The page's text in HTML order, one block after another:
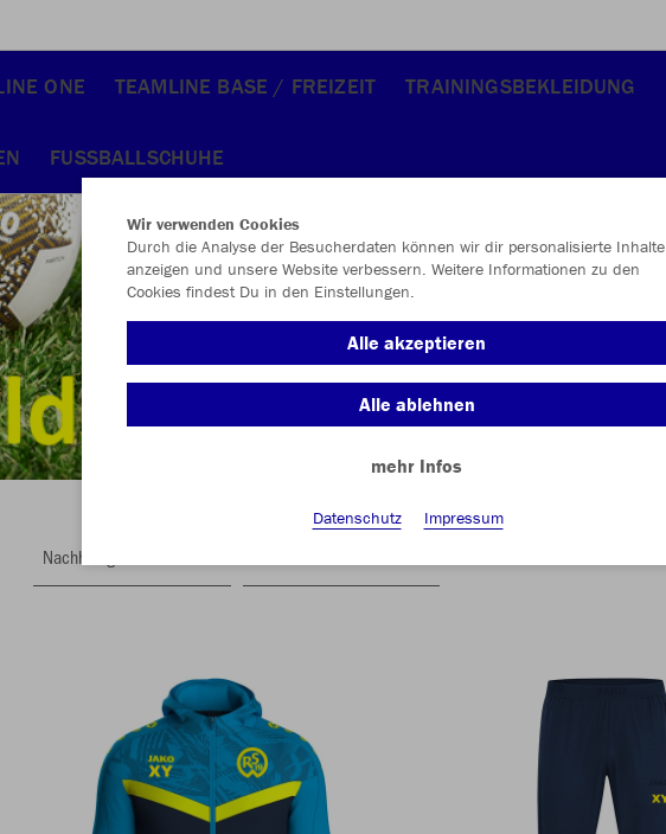
ONE TEAMLINE BASE / FREIZEIT TRAININGSBEKLEIDUNG
FUSSBALLSCHUHE
Nachhaltig
Wir verwenden Cookies
Durch die Analyse der Besucherdaten können wir dir personalisierte Inhalte
anzeigen und unsere Website verbessern. Weitere Informationen zu den
Cookies findest Du in den Einstellungen.
Alle akzeptieren
Alle ablehnen
mehr Infos
Datenschutz Impressum